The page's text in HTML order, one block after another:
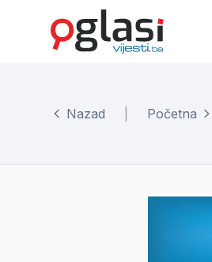
Nazad Početna